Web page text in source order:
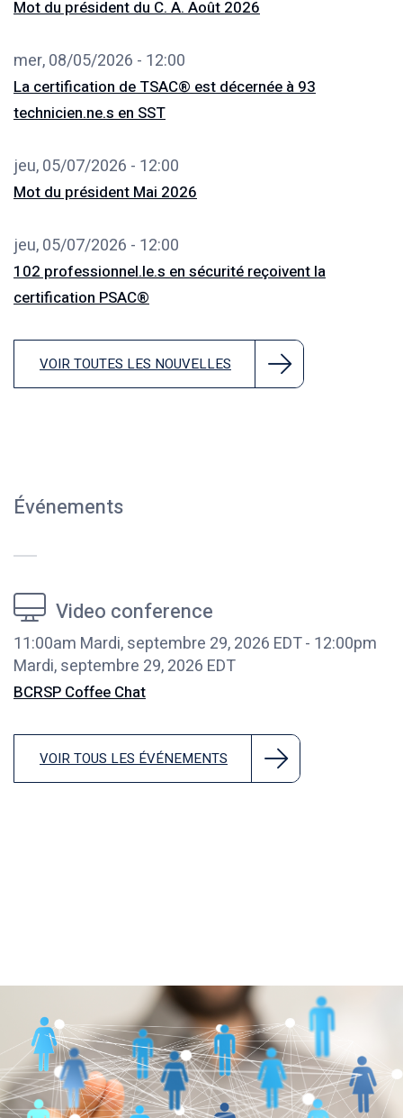
Mot du président du C. A. Août 2026
mer, 08/05/2026 - 12:00
La certification de TSAC® est décernée à 93
technicien.ne.s en SST
jeu, 05/07/2026 - 12:00
Mot du président Mai 2026
jeu, 05/07/2026 - 12:00
102 professionnel.le.s en sécurité reçoivent la
certification PSAC®
VOIR TOUTES LES NOUVELLES
Événements
Video conference
11:00am Mardi, septembre 29, 2026 EDT- 12:00pm
Mardi, septembre 29, 2026 EDT
BCRSP Coffee Chat
VOIR TOUS LES ÉVÉNEMENTS